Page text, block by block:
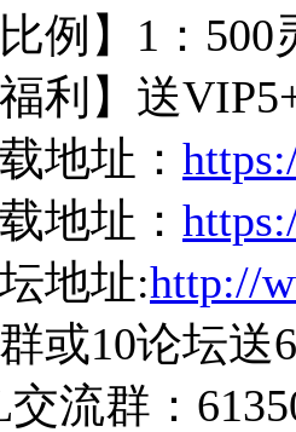
比例】1：500
福利】送
地址：
地址：
地址:http://
或10论坛送
流群：